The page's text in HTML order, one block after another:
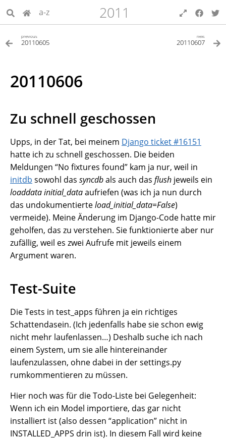
a-z 2011
previous
20110605
next
20110607
20110606
Zu schnell geschossen
Upps, in der Tat, bei meinem Django ticket #16151
hatte ich zu schnell geschossen. Die beiden
Meldungen “No fixtures found” kam ja nur, weil in
initdb sowohl das syncdbals auch das flush jeweils ein
loaddata initial_dataaufriefen (was ich ja nun durch
das undokumentierteload_initial_data=False)
vermeide). Meine Änderung im Django-Code hatte mir
geholfen, das zu verstehen. Sie funktionierte aber nur
zufällig, weil es zwei Aufrufe mit jeweils einem
Argument waren.
Test-Suite
Die Tests in test_apps führen ja ein richtiges
Schattendasein. (Ich jedenfalls habe sie schon ewig
nicht mehr laufenlassen…) Deshalb suche ich nach
einem System, um sie alle hintereinander
laufenzulassen, ohne dabei in der settings.py
rumkommentieren zu müssen.
Hier noch was für die Todo-Liste bei Gelegenheit:
Wenn ich ein Model importiere, das gar nicht
installiert ist (also dessen “application” nicht in
INSTALLED_APPS drin ist). In diesem Fall wird keine